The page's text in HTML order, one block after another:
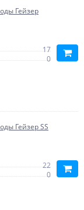
Гейзер
17
0
Гейзер SS
22
0